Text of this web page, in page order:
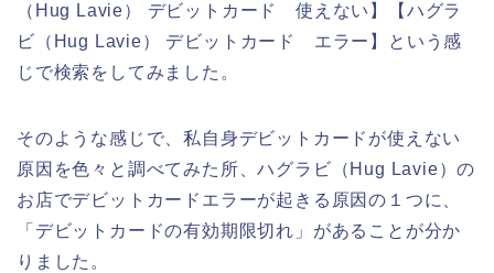
（Hug Lavie） デビットカード 使えない】【ハグラ
ビ（Hug Lavie） デビットカード エラー】という感
じで検索をしてみました。
そのような感じで、私自身デビットカードが使えない
原因を色々と調べてみた所、ハグラビ（Hug Lavie）の
お店でデビットカードエラーが起きる原因の１つに、
「デビットカードの有効期限切れ」があることが分か
りました。